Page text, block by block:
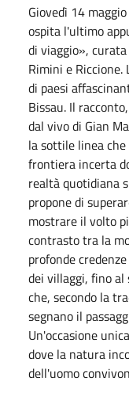
Giovedì 14 maggio
ospita l'ultimo
di viaggio»,
Rimini e Riccione.
di paesi
Bissau. Il
dal vivo di Gian
la sottile linea
frontiera incerta
realtà quotidiana
propone di
mostrare il volto
contrasto tra la
profonde
dei villaggi, fino
che, secondo la
segnano il
Un'occasione
dove la natura
dell'uomo